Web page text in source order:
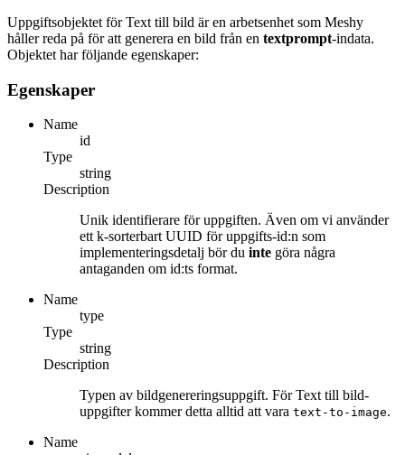
Uppgiftsobjektet för Text till bild är en arbetsenhet som Meshy
håller reda på för att generera en bild från en textprompt-indata.
Objektet har följande egenskaper:
Egenskaper
Name
id
Type
string
Description
Unik identifierare för uppgiften. Även om vi använder
ett k-sorterbart UUID för uppgifts-id:n som
implementeringsdetalj bör du inte göra några
antaganden om id:ts format.
Name
type
Type
string
Description
Typen av bildgenereringsuppgift. För Text till bild-
uppgifter kommer detta alltid att vara text-to-image.
Name